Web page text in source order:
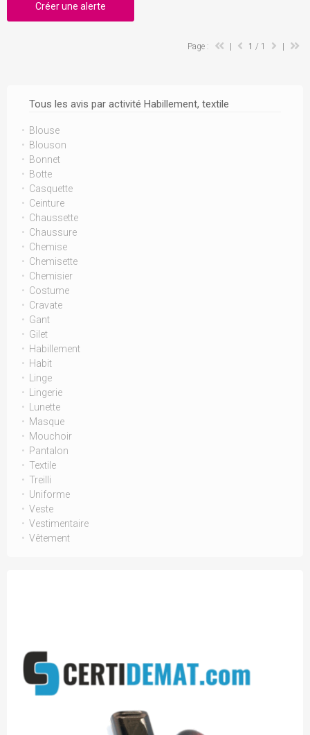
Tous les avis par activité Habillement, textile
Blouse
Blouson
Bonnet
Botte
Casquette
Ceinture
Chaussette
Chaussure
Chemise
Chemisette
Chemisier
Costume
Cravate
Gant
Gilet
Habillement
Habit
Linge
Lingerie
Lunette
Masque
Mouchoir
Pantalon
Textile
Treilli
Uniforme
Veste
Vestimentaire
Vêtement
Créer une alerte
Page : 1 / 1